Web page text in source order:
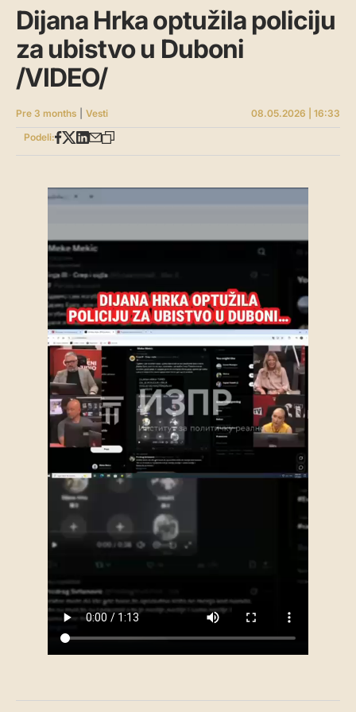
Dijana Hrka optužila policiju
za ubistvo u Duboni
/VIDEO/
Pre 3 months Vesti
08.05.2026 | 16:33
Podeli: